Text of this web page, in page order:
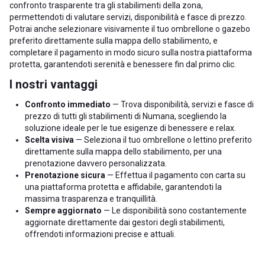
confronto trasparente tra gli stabilimenti della zona,
permettendoti di valutare servizi, disponibilità e fasce di prezzo.
Potrai anche selezionare visivamente il tuo ombrellone o gazebo
preferito direttamente sulla mappa dello stabilimento, e
completare il pagamento in modo sicuro sulla nostra piattaforma
protetta, garantendoti serenità e benessere fin dal primo clic.
I nostri vantaggi
Confronto immediato — Trova disponibilità, servizi e fasce di
prezzo di tutti gli stabilimenti di Numana, scegliendo la
soluzione ideale per le tue esigenze di benessere e relax.
Scelta visiva — Seleziona il tuo ombrellone o lettino preferito
direttamente sulla mappa dello stabilimento, per una
prenotazione davvero personalizzata.
Prenotazione sicura — Effettua il pagamento con carta su
una piattaforma protetta e affidabile, garantendoti la
massima trasparenza e tranquillità.
Sempre aggiornato — Le disponibilità sono costantemente
aggiornate direttamente dai gestori degli stabilimenti,
offrendoti informazioni precise e attuali.